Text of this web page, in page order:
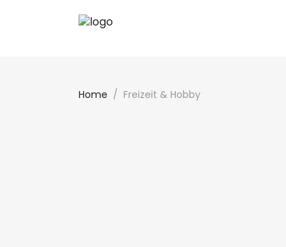
Home Freizeit & Hobby